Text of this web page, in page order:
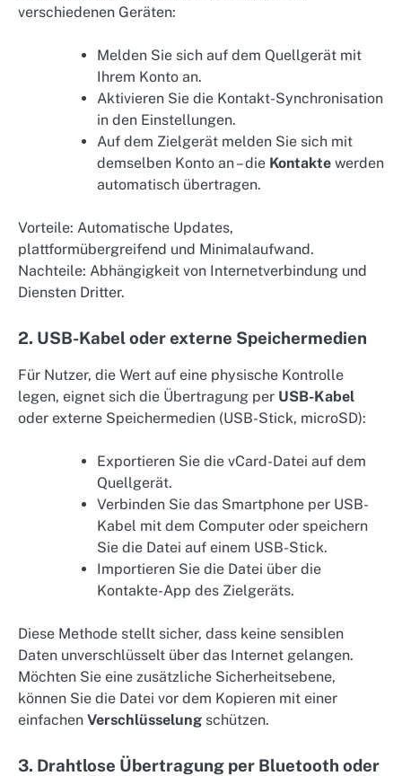
verschiedenen Geräten:
Melden Sie sich auf dem Quellgerät mit
Ihrem Konto an.
Aktivieren Sie die Kontakt-Synchronisation
in den Einstellungen.
Auf dem Zielgerät melden Sie sich mit
demselben Konto an – die Kontakte werden
automatisch übertragen.
Vorteile: Automatische Updates,
plattformübergreifend und Minimalaufwand.
Nachteile: Abhängigkeit von Internetverbindung und
Diensten Dritter.
2. USB-Kabel oder externe Speichermedien
Für Nutzer, die Wert auf eine physische Kontrolle
legen, eignet sich die Übertragung per USB-Kabel
oder externe Speichermedien (USB-Stick, microSD):
Exportieren Sie die vCard-Datei auf dem
Quellgerät.
Verbinden Sie das Smartphone per USB-
Kabel mit dem Computer oder speichern
Sie die Datei auf einem USB-Stick.
Importieren Sie die Datei über die
Kontakte-App des Zielgeräts.
Diese Methode stellt sicher, dass keine sensiblen
Daten unverschlüsselt über das Internet gelangen.
Möchten Sie eine zusätzliche Sicherheitsebene,
können Sie die Datei vor dem Kopieren mit einer
einfachen Verschlüsselung schützen.
3. Drahtlose Übertragung per Bluetooth oder